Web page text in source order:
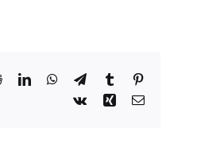
RedditLinkedInWhatsApp
TelegramTumblr
Vk
Xing Email